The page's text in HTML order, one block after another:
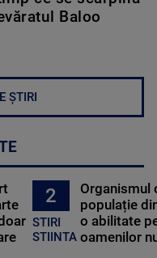
Baloo
ȘTIRI
2
STIRI
STIINTA
Organismul
populație
o abilitate
oamenilor